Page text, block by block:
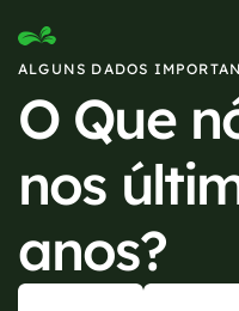
ALGUNS DADOS
O Que
nos
anos?